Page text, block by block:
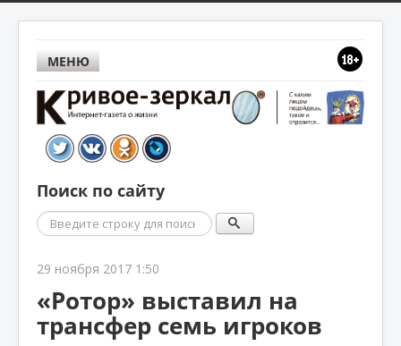
МЕНЮ
Поиск по сайту
Поиск
29 ноября 2017 1:50
«Ротор» выставил на
трансфер семь игроков